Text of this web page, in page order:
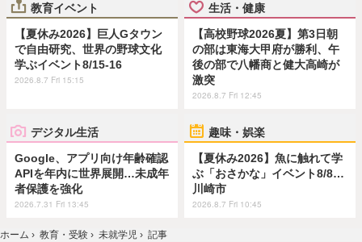
教育イベント
【夏休み2026】巨人Gタウン
で自由研究、世界の野球文化
学ぶイベント8/15-16
2026.8.7 Fri 15:15
生活・健康
【高校野球2026夏】第3日朝
の部は東海大甲府が勝利、午
後の部で八幡商と健大高崎が
激突
2026.8.7 Fri 12:45
デジタル生活
Google、アプリ向け年齢確認
APIを年内に世界展開…未成年
者保護を強化
2026.7.31 Fri 13:45
趣味・娯楽
【夏休み2026】魚に触れて学
ぶ「おさかな」イベント8/8…
川崎市
2026.8.7 Fri 10:45
ホーム › 教育・受験 › 未就学児 › 記事